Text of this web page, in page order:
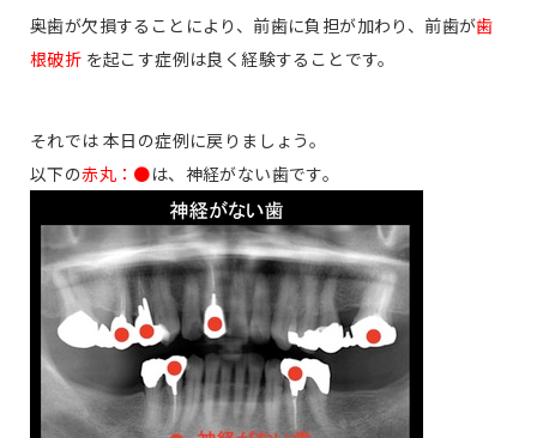
奥歯が欠損することにより、前歯に負担が加わり、前歯が歯
根破折 を起こす症例は良く経験することです。
それでは 本日の症例に戻りましょう。
以下の赤丸：●は、神経がない歯です。